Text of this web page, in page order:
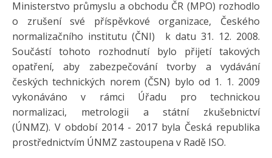
Ministerstvo průmyslu a obchodu ČR (MPO) rozhodlo
o zrušení své příspěvkové organizace, Českého
normalizačního institutu (ČNI) k datu 31. 12. 2008.
Součástí tohoto rozhodnutí bylo přijetí takových
opatření, aby zabezpečování tvorby a vydávání
českých technických norem (ČSN) bylo od 1. 1. 2009
vykonáváno v rámci Úřadu pro technickou
normalizaci, metrologii a státní zkušebnictví
(ÚNMZ). V období 2014 - 2017 byla Česká republika
prostřednictvím ÚNMZ zastoupena v Radě ISO.